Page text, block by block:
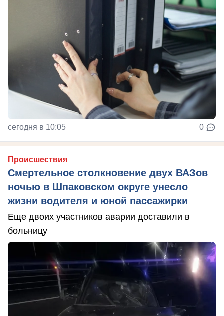
сегодня в 10:05 0
Происшествия
Смертельное столкновение двух ВАЗов
ночью в Шпаковском округе унесло
жизни водителя и юной пассажирки
Еще двоих участников аварии доставили в
больницу